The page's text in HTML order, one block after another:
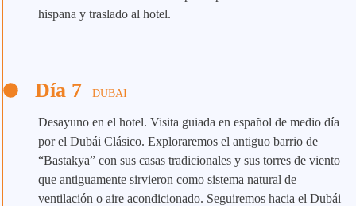
hispana y traslado al hotel.
Día 7 DUBAI
Desayuno en el hotel. Visita guiada en español de medio día
por el Dubái Clásico. Exploraremos el antiguo barrio de
“Bastakya” con sus casas tradicionales y sus torres de viento
que antiguamente sirvieron como sistema natural de
ventilación o aire acondicionado. Seguiremos hacia el Dubái